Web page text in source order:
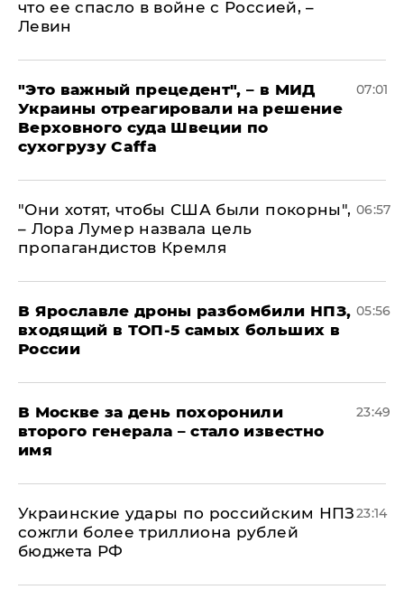
что ее спасло в войне с Россией, –
Левин
"Это важный прецедент", – в МИД
Украины отреагировали на решение
Верховного суда Швеции по
сухогрузу Caffa
07:01
"Они хотят, чтобы США были покорны",
– Лора Лумер назвала цель
пропагандистов Кремля
06:57
В Ярославле дроны разбомбили НПЗ,
входящий в ТОП-5 самых больших в
России
05:56
В Москве за день похоронили
второго генерала – стало известно
имя
23:49
Украинские удары по российским НПЗ
сожгли более триллиона рублей
бюджета РФ
23:14